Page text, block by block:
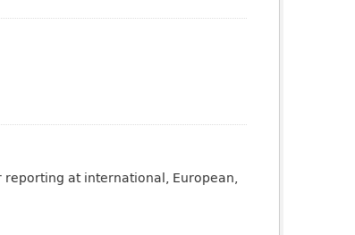
reporting at international, European,